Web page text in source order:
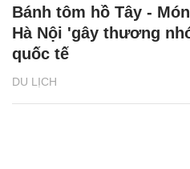
DU LỊCH
Bánh tôm hồ Tây -
Hà Nội 'gây thương
quốc tế